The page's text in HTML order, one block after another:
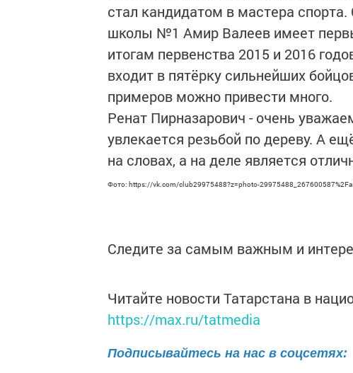
стал кандидатом в мастера
школы №1 Амир Валеев имеет
итогам первенства 2015 и 2016
входит в пятёрку сильнейших
примеров можно привести много.
Ренат Пирназарович - очень
увлекается резьбой по дереву. А
на словах, а на деле является
Фото: https://vk.com/club29975488?z=photo-
Следите за самым важным и
Читайте новости Татарстана в
https://max.ru/tatmedia
Подписывайтесь на нас в соцсетях: